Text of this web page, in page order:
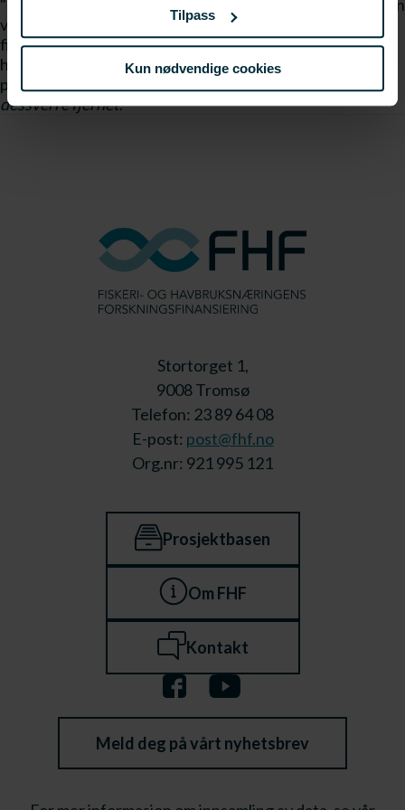
Tilpass
Kun nødvendige cookies
"Rikmannskost"
Undersøkelsen
viser også at sild og laks er de to mest populære
fiskesortene. De som er mest positiv til sild, er de som har
høyest inntekt og bor i de største byene. Les mer om
prosjektet
dessverre fjernet.
Stortorget 1,
9008 Tromsø
Telefon: 23 89 64 08
E-post: post@fhf.no
Org.nr: 921 995 121
Prosjektbasen
Om FHF
Kontakt
Meld deg på vårt nyhetsbrev